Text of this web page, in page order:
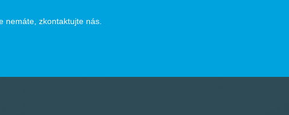
nemáte, zkontaktujte nás.